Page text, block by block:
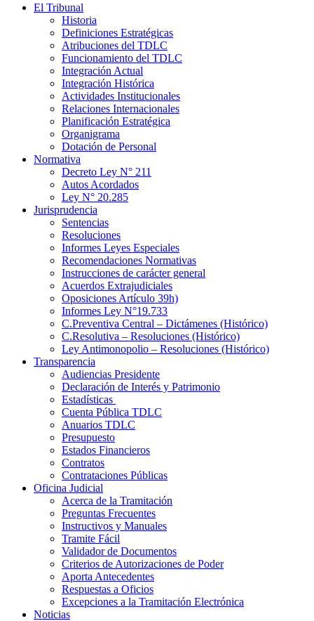
El Tribunal
Historia
Definiciones Estratégicas
Atribuciones del TDLC
Funcionamiento del TDLC
Integración Actual
Integración Histórica
Actividades Institucionales
Relaciones Internacionales
Planificación Estratégica
Organigrama
Dotación de Personal
Normativa
Decreto Ley N° 211
Autos Acordados
Ley N° 20.285
Jurisprudencia
Sentencias
Resoluciones
Informes Leyes Especiales
Recomendaciones Normativas
Instrucciones de carácter general
Acuerdos Extrajudiciales
Oposiciones Artículo 39h)
Informes Ley N°19.733
C.Preventiva Central – Dictámenes (Histórico)
C.Resolutiva – Resoluciones (Histórico)
Ley Antimonopolio – Resoluciones (Histórico)
Transparencia
Audiencias Presidente
Declaración de Interés y Patrimonio
Estadísticas
Cuenta Pública TDLC
Anuarios TDLC
Presupuesto
Estados Financieros
Contratos
Contrataciones Públicas
Oficina Judicial
Acerca de la Tramitación
Preguntas Frecuentes
Instructivos y Manuales
Tramite Fácil
Validador de Documentos
Criterios de Autorizaciones de Poder
Aporta Antecedentes
Respuestas a Oficios
Excepciones a la Tramitación Electrónica
Noticias